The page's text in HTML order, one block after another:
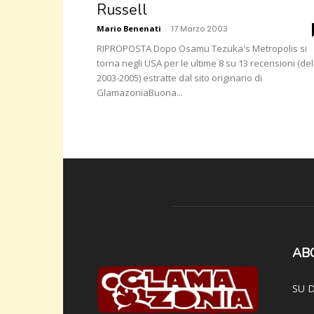
Russell
Mario Benenati - 17 Marzo 2003
RIPROPOSTA Dopo Osamu Tezuka's Metropolis si
torna negli USA per le ultime 8 su 13 recensioni (del
2003-2005) estratte dal sito originario di
GlamazoniaBuona...
SU